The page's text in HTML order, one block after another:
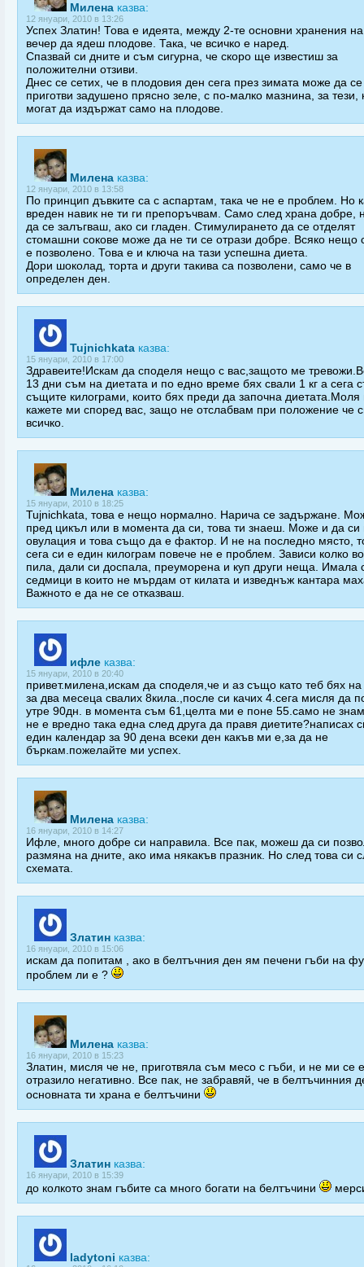
Милена казва:
12 януари, 2010 в 13:26
Успех Златин! Това е идеята, между 2-те основни хранения
вечер да ядеш плодове. Така, че всичко е наред.
Спазвай си дните и съм сигурна, че скоро ще известиш за
положителни отзиви.
Днес се сетих, че в плодовия ден сега през зимата може да се
приготви задушено прясно зеле, с по-малко мазнина, за тези,
могат да издържат само на плодове.
Милена казва:
12 януари, 2010 в 13:58
По принцип дъвките са с аспартам, така че не е проблем. Но
вреден навик не ти ги препоръчвам. Само след храна добре,
да се залъгваш, ако си гладен. Стимулирането да се отделят
стомашни сокове може да не ти се отрази добре. Всяко нещо
е позволено. Това е и ключа на тази успешна диета.
Дори шоколад, торта и други такива са позволени, само че в
определен ден.
Tujnichkata казва:
15 януари, 2010 в 17:00
Здравеите!Искам да споделя нещо с вас,защото ме
13 дни съм на диетата и по едно време бях свали 1 кг а сега
същите килограми, които бях преди да започна диетата.Моля
кажете ми според вас, защо не отслабвам при положение че
всичко.
Милена казва:
15 януари, 2010 в 18:25
Tujnichkata, това е нещо нормално. Нарича се задържане.
пред цикъл или в момента да си, това ти знаеш. Може и да си
овулация и това също да е фактор. И не на последно място,
сега си е един килограм повече не е проблем. Зависи колко
пила, дали си доспала, преуморена и куп други неща. Имала
седмици в които не мърдам от килата и изведнъж кантара
Важното е да не се отказваш.
ифле казва:
15 януари, 2010 в 20:40
привет.милена,искам да споделя,че и аз също като теб бях
за два месеца свалих 8кила.,после си качих 4.сега мисля да
утре 90дн. в момента съм 61,целта ми е поне 55.само не
не е вредно така една след друга да правя диетите?написах
един календар за 90 дена всеки ден какъв ми е,за да не
бъркам.пожелайте ми успех.
Милена казва:
16 януари, 2010 в 14:27
Ифле, много добре си направила. Все пак, можеш да си
размяна на дните, ако има някакъв празник. Но след това си
схемата.
Златин казва:
16 януари, 2010 в 15:06
искам да попитам , ако в белтъчния ден ям печени гъби на
проблем ли е ?
Милена казва:
16 януари, 2010 в 15:23
Златин, мисля че не, приготвяла съм месо с гъби, и не ми се е
отразило негативно. Все пак, не забравяй, че в белтъчинния
основната ти храна е белтъчини
Златин казва:
16 януари, 2010 в 15:39
до колкото знам гъбите са много богати на белтъчини
ladytoni казва: